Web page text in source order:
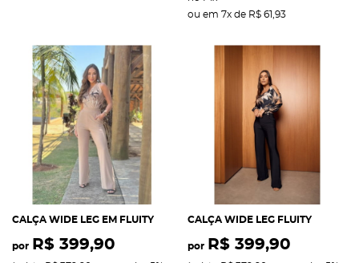
ou em 7x de R$ 61,93
CALÇA WIDE LEG EM FLUITY
por R$ 399,90
CALÇA WIDE LEG FLUITY
por R$ 399,90